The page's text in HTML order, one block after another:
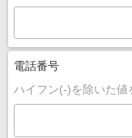
電話番号
ハイフン(-)を除いた値